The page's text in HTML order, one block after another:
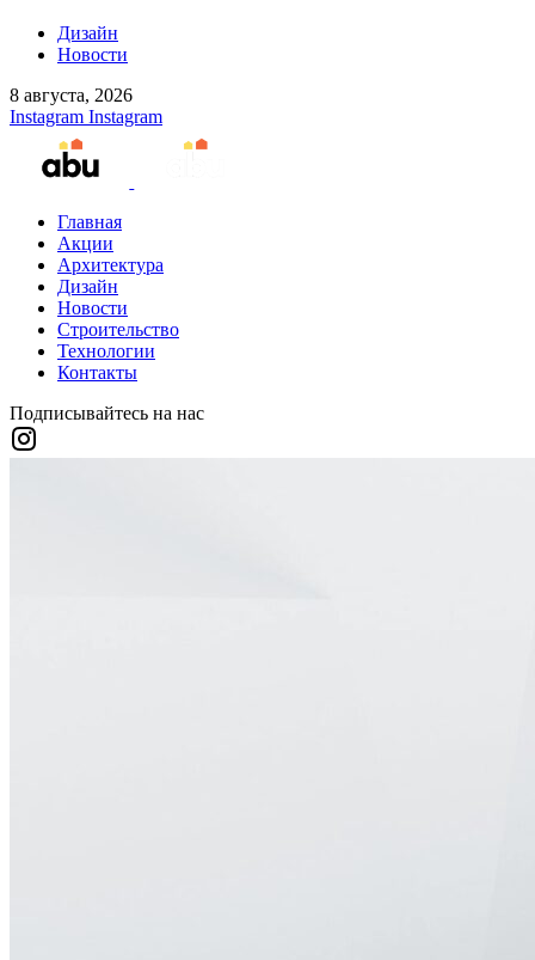
Дизайн
Новости
8 августа, 2026
Instagram Instagram
Главная
Акции
Архитектура
Дизайн
Новости
Строительство
Технологии
Контакты
Подписывайтесь на нас